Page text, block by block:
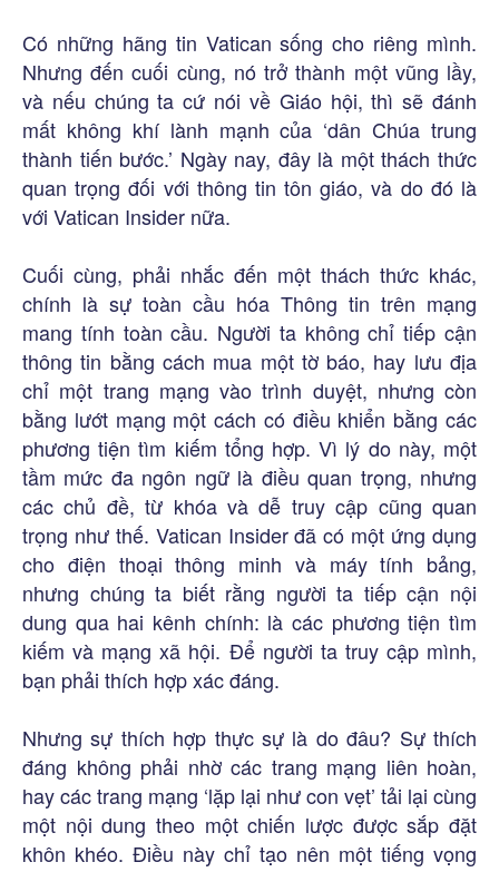
Có những hãng tin Vatican sống cho riêng mình.
Nhưng đến cuối cùng, nó trở thành một vũng lầy,
và nếu chúng ta cứ nói về Giáo hội, thì sẽ đánh
mất không khí lành mạnh của ‘dân Chúa trung
thành tiến bước.’ Ngày nay, đây là một thách thức
quan trọng đối với thông tin tôn giáo, và do đó là
với Vatican Insider nữa.
Cuối cùng, phải nhắc đến một thách thức khác,
chính là sự toàn cầu hóa Thông tin trên mạng
mang tính toàn cầu. Người ta không chỉ tiếp cận
thông tin bằng cách mua một tờ báo, hay lưu địa
chỉ một trang mạng vào trình duyệt, nhưng còn
bằng lướt mạng một cách có điều khiển bằng các
phương tiện tìm kiếm tổng hợp. Vì lý do này, một
tầm mức đa ngôn ngữ là điều quan trọng, nhưng
các chủ đề, từ khóa và dễ truy cập cũng quan
trọng như thế. Vatican Insider đã có một ứng dụng
cho điện thoại thông minh và máy tính bảng,
nhưng chúng ta biết rằng người ta tiếp cận nội
dung qua hai kênh chính: là các phương tiện tìm
kiếm và mạng xã hội. Để người ta truy cập mình,
bạn phải thích hợp xác đáng.
Nhưng sự thích hợp thực sự là do đâu? Sự thích
đáng không phải nhờ các trang mạng liên hoàn,
hay các trang mạng ‘lặp lại như con vẹt’ tải lại cùng
một nội dung theo một chiến lược được sắp đặt
khôn khéo. Điều này chỉ tạo nên một tiếng vọng